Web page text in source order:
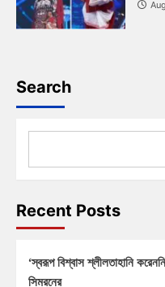
Search
Recent Posts
‘স্বরূপ বিশ্বাস শ্লীলতাহানি
সিমরনের